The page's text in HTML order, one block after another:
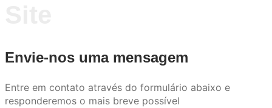
Envie-nos uma mensagem
Entre em contato através do formulário abaixo e
responderemos o mais breve possível